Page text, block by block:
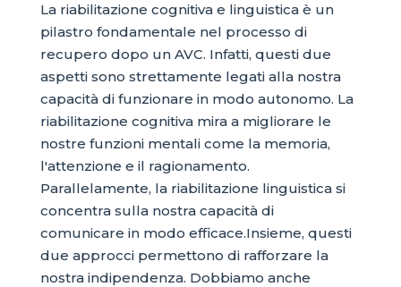
La riabilitazione cognitiva e linguistica è un
pilastro fondamentale nel processo di
recupero dopo un AVC. Infatti, questi due
aspetti sono strettamente legati alla nostra
capacità di funzionare in modo autonomo. La
riabilitazione cognitiva mira a migliorare le
nostre funzioni mentali come la memoria,
l'attenzione e il ragionamento.
Parallelamente, la riabilitazione linguistica si
concentra sulla nostra capacità di
comunicare in modo efficace.Insieme, questi
due approcci permettono di rafforzare la
nostra indipendenza. Dobbiamo anche